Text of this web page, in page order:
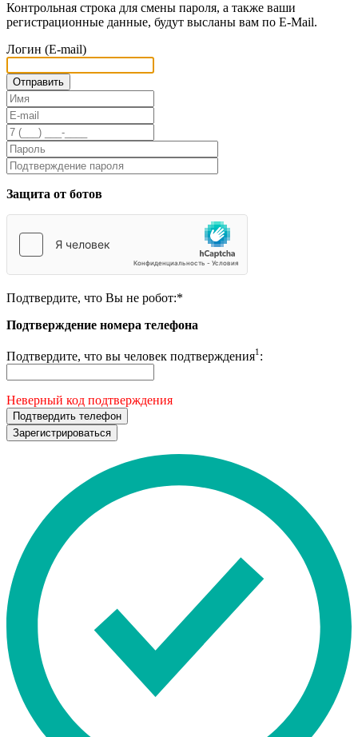
Контрольная строка для смены пароля, а также ваши
регистрационные данные, будут высланы вам по E-Mail.
Логин (E-mail)
Защита от ботов
Подтвердите, что Вы не робот:*
Подтверждение номера телефона
Подтвердите, что вы человек подтверждения1 :
Неверный код подтверждения
Подтвердить телефон
Зарегистрироваться